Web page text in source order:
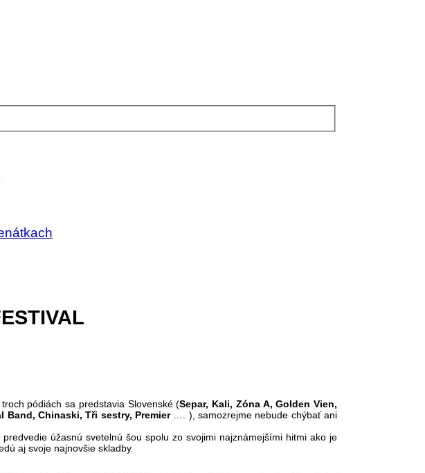
troch pódiách sa predstavia Slovenské (Separ, Kali, Zóna A, Golden Vien,
Band, Chinaski, Tři sestry, Premier…. ), samozrejme nebude chýbať ani
predvedie úžasnú svetelnú šou spolu zo svojimi najznámejšími hitmi ako je
aj svoje najnovšie skladby.